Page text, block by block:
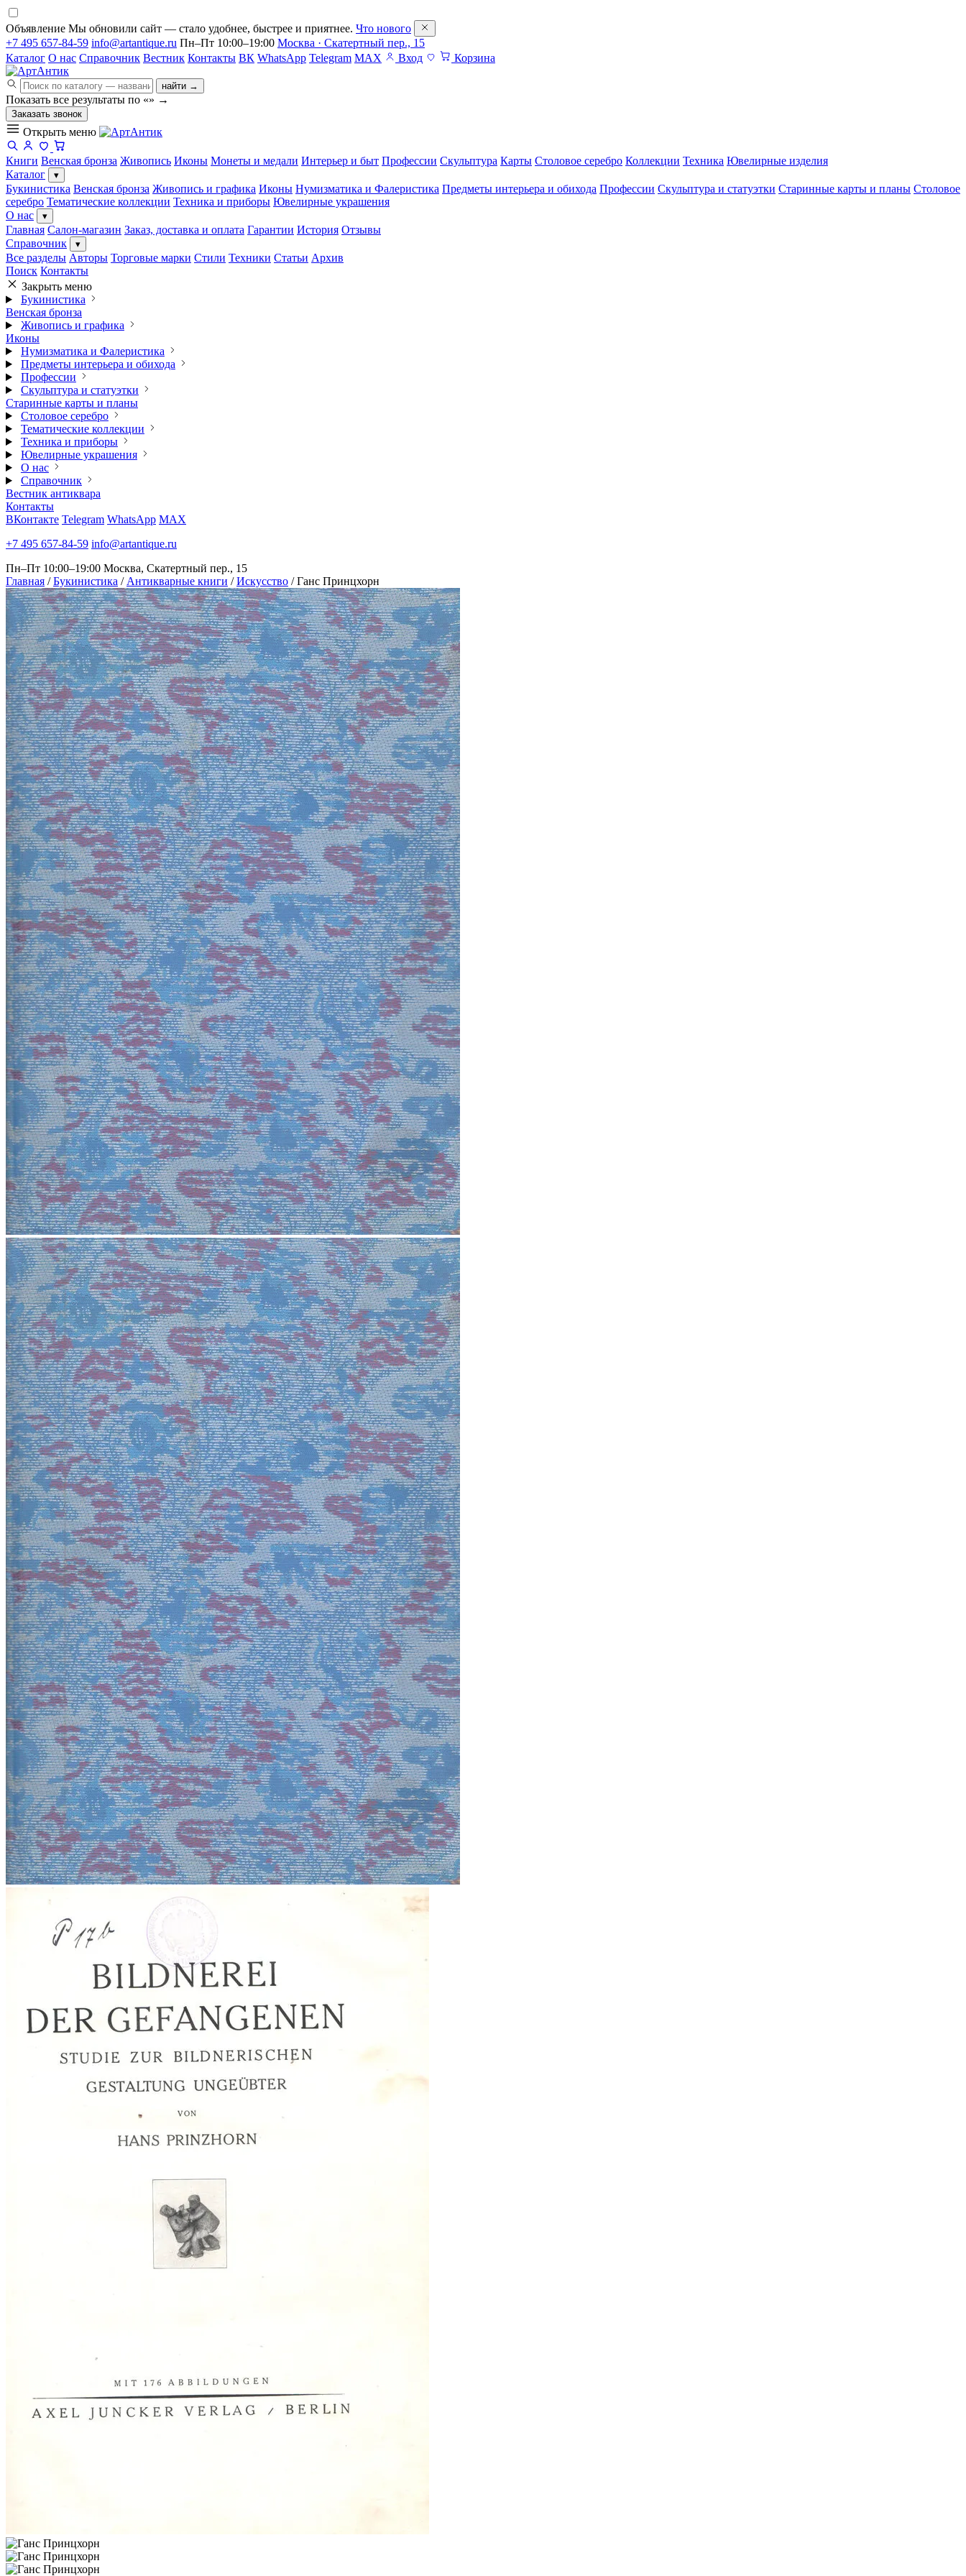
Объявление Мы обновили сайт — стало удобнее, быстрее и приятнее. Что нового
+7 495 657-84-59 info@artantique.ru Пн–Пт 10:00–19:00 Москва · Скатертный пер., 15
Каталог О нас Справочник Вестник Контакты ВК WhatsApp Telegram MAX Вход Корзина
найти →
Показать все результаты по «» →
Заказать звонок
Открыть меню
Книги Венская бронза Живопись Иконы Монеты и медали Интерьер и быт Профессии Скульптура Карты Столовое серебро Коллекции Техника Ювелирные изделия
Каталог
▾
Букинистика Венская бронза Живопись и графика Иконы Нумизматика и Фалеристика Предметы интерьера и обихода Профессии Скульптура и статуэтки Старинные карты и планы Столовое
серебро Тематические коллекции Техника и приборы Ювелирные украшения
О нас
▾
Главная Салон-магазин Заказ, доставка и оплата Гарантии История Отзывы
Справочник
▾
Все разделы Авторы Торговые марки Стили Техники Статьи Архив
Поиск Контакты
Закрыть меню
Букинистика
Венская бронза
Живопись и графика
Иконы
Нумизматика и Фалеристика
Предметы интерьера и обихода
Профессии
Скульптура и статуэтки
Старинные карты и планы
Столовое серебро
Тематические коллекции
Техника и приборы
Ювелирные украшения
О нас
Справочник
Вестник антиквара
Контакты
ВКонтакте Telegram WhatsApp MAX
+7 495 657-84-59 info@artantique.ru
Пн–Пт 10:00–19:00 Москва, Скатертный пер., 15
Главная / Букинистика / Антикварные книги / Искусство / Ганс Принцхорн